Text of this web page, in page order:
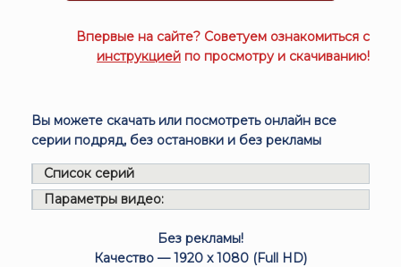
Впервые на сайте? Советуем ознакомиться с
инструкцией по просмотру и скачиванию!
Вы можете скачать или посмотреть онлайн все
серии подряд, без остановки и без рекламы
Список серий
Параметры видео:
Без рекламы!
Качество — 1920 x 1080 (Full HD)